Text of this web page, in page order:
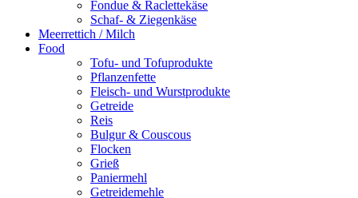
Fondue & Raclettekäse
Schaf- & Ziegenkäse
Meerrettich / Milch
Food
Tofu- und Tofuprodukte
Pflanzenfette
Fleisch- und Wurstprodukte
Getreide
Reis
Bulgur & Couscous
Flocken
Grieß
Paniermehl
Getreidemehle